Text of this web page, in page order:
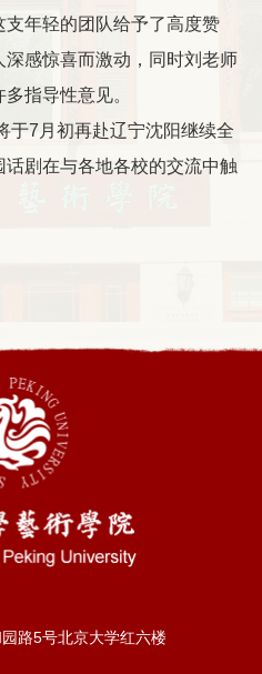
年轻的团队给予了高度赞
感惊喜而激动，同时刘老师
指导性意见。
于7月初再赴辽宁沈阳继续全
剧在与各地各校的交流中触
路5号北京大学红六楼